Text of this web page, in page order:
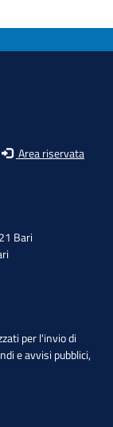
Area riservata
Bari
per l'invio di
e avvisi pubblici,